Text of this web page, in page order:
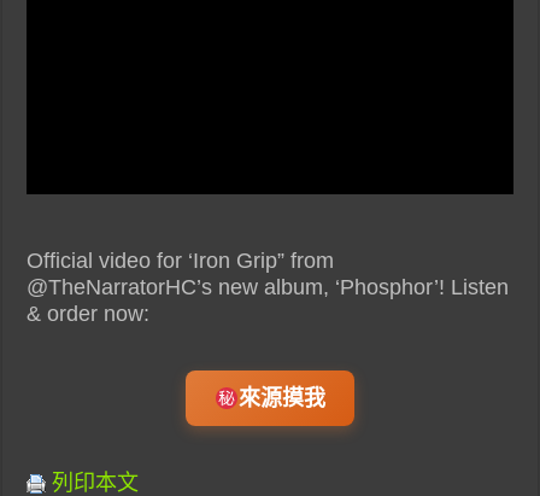
Official video for ‘Iron Grip” from
@TheNarratorHC’s new album, ‘Phosphor’! Listen
& order now:
來源摸我
列印本文